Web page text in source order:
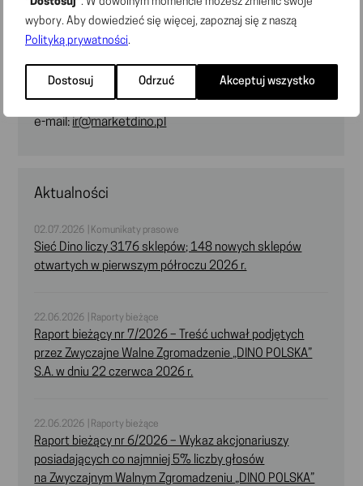
wybory. Aby dowiedzieć się więcej, zapoznaj się z naszą
Polityką prywatności.
Dostosuj Odrzuć Akceptuj wszystko
Kontakt dla inwestorów
Grzegorz Uraziński
e-mail: ir@marketdino.pl
Aktualności
02.07.2026 | Komunikaty prasowe
Sieć Dino liczy 3176 sklepów; 148 nowych sklepów
otwartych w pierwszym półroczu 2026 r.
22.06.2026 | Raporty bieżące
Raport bieżący nr 7/2026 – Treść uchwał podjętych
przez Zwyczajne Walne Zgromadzenie „DINO POLSKA”
S.A. w dniu 22 czerwca 2026 r.
22.06.2026 | Raporty bieżące
Raport bieżący nr 6/2026 – Wykaz akcjonariuszy
posiadających co najmniej 5% liczby głosów
na Zwyczajnym Walnym Zgromadzeniu „DINO POLSKA”